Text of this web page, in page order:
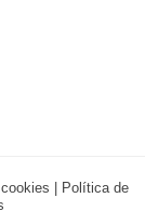
Política de